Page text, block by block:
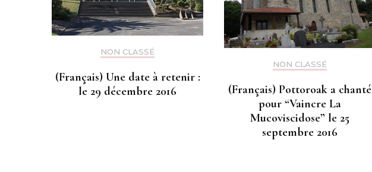
NON CLASSÉ
(Français) Une date à retenir :
le 29 décembre 2016
NON CLASSÉ
(Français) Pottoroak a chanté
pour “Vaincre La
Mucoviscidose” le 25
septembre 2016